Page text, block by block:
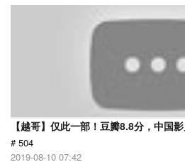
【越哥】仅此一部！豆瓣8.8分，中国
# 504
2019-08-10 07:42